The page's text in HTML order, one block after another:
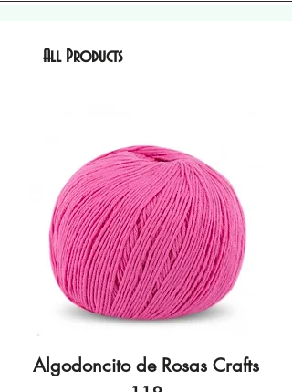
All Products
Algodoncito de Rosas Crafts